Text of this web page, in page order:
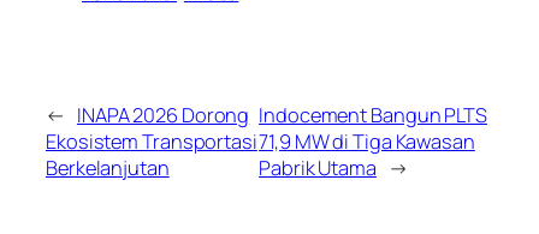
← INAPA 2026 Dorong
Ekosistem Transportasi
Berkelanjutan
Indocement Bangun PLTS
71,9 MW di Tiga Kawasan
Pabrik Utama →